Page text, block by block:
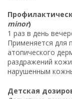
minor)
1 раз в день
Применяется для
атопического
раздражений
нарушенным
Детская